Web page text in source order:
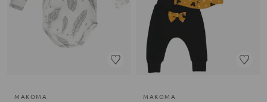
MAKOMA MAKOMA